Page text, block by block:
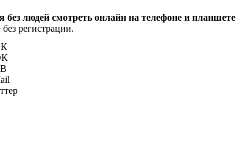
без людей смотреть онлайн на телефоне и планшете
регистрации.